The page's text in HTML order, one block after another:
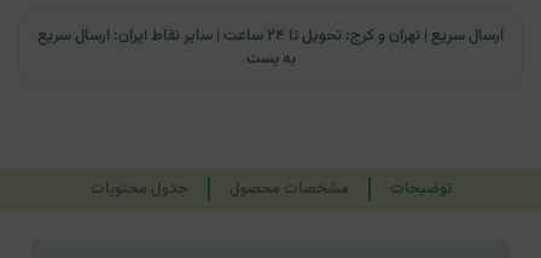
ارسال سریع | تهران و کرج: تحویل تا ۲۴ ساعت | سایر نقاط ایران: ارسال سریع
به پست
توضیحات مشخصات محصول جدول محتویات